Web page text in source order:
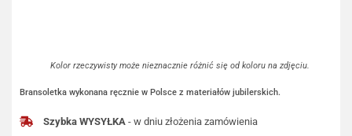
Kolor rzeczywisty może nieznacznie różnić się od koloru na zdjęciu.
Bransoletka wykonana ręcznie w Polsce z materiałów jubilerskich.
Szybka WYSYŁKA - w dniu złożenia zamówienia